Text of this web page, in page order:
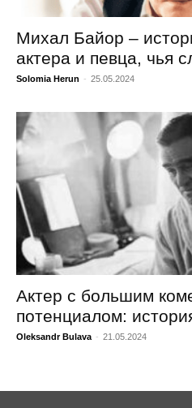
Михал Байор –
актера и певца, чья
Solomia Herun - 25.05.2024
Актер с большим
потенциалом:
Oleksandr Bulava - 21.05.2024